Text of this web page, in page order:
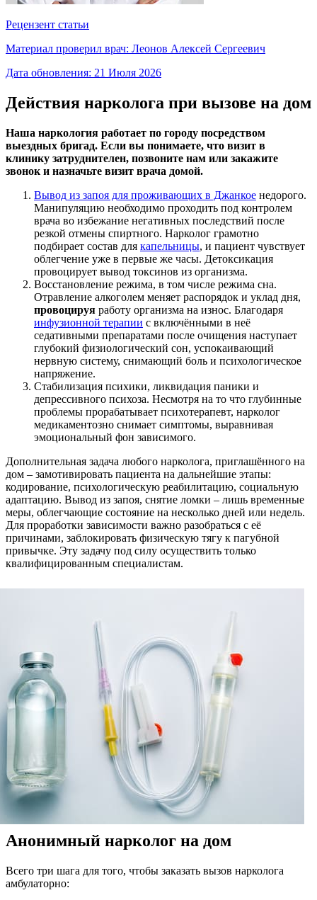
Рецензент статьи
Материал проверил врач: Леонов Алексей Сергеевич
Дата обновления: 21 Июля 2026
Действия нарколога при вызове на дом
Наша наркология работает по городу посредством
выездных бригад. Если вы понимаете, что визит в
клинику затруднителен, позвоните нам или закажите
звонок и назначьте визит врача домой.
Вывод из запоя для проживающих в Джанкое недорого.
Манипуляцию необходимо проходить под контролем
врача во избежание негативных последствий после
резкой отмены спиртного. Нарколог грамотно
подбирает состав для капельницы, и пациент чувствует
облегчение уже в первые же часы. Детоксикация
провоцирует вывод токсинов из организма.
Восстановление режима, в том числе режима сна.
Отравление алкоголем меняет распорядок и уклад дня,
провоцируя работу организма на износ. Благодаря
инфузионной терапии с включёнными в неё
седативными препаратами после очищения наступает
глубокий физиологический сон, успокаивающий
нервную систему, снимающий боль и психологическое
напряжение.
Стабилизация психики, ликвидация паники и
депрессивного психоза. Несмотря на то что глубинные
проблемы прорабатывает психотерапевт, нарколог
медикаментозно снимает симптомы, выравнивая
эмоциональный фон зависимого.
Дополнительная задача любого нарколога, приглашённого на
дом – замотивировать пациента на дальнейшие этапы:
кодирование, психологическую реабилитацию, социальную
адаптацию. Вывод из запоя, снятие ломки – лишь временные
меры, облегчающие состояние на несколько дней или недель.
Для проработки зависимости важно разобраться с её
причинами, заблокировать физическую тягу к пагубной
привычке. Эту задачу под силу осуществить только
квалифицированным специалистам.
Анонимный нарколог на дом
Всего три шага для того, чтобы заказать вызов нарколога
амбулаторно: